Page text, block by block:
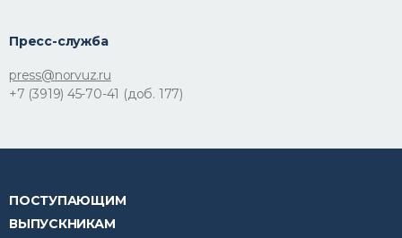
Пресс-служба
press@norvuz.ru
+7 (3919) 45-70-41 (доб. 177)
ПОСТУПАЮЩИМ
ВЫПУСКНИКАМ